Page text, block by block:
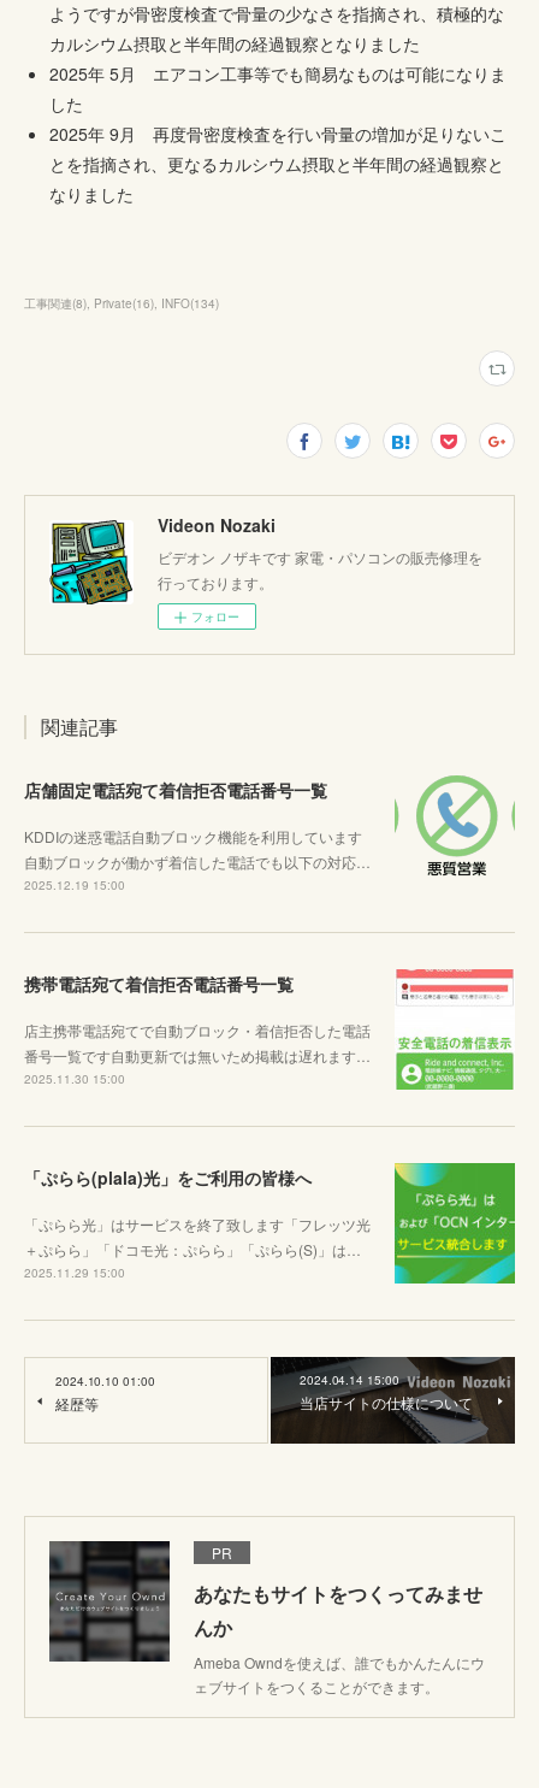
ようですが骨密度検査で骨量の少なさを指摘され、積極的な
カルシウム摂取と半年間の経過観察となりました
2025年 5月 エアコン工事等でも簡易なものは可能になりま
した
2025年 9月 再度骨密度検査を行い骨量の増加が足りないこ
とを指摘され、更なるカルシウム摂取と半年間の経過観察と
なりました
工事関連(8) Private(16) INFO(134)
Videon Nozaki
ビデオン ノザキです 家電・パソコンの販売修理を
行っております。
フォロー
関連記事
店舗固定電話宛て着信拒否電話番号一覧
KDDIの迷惑電話自動ブロック機能を利用しています
自動ブロックが働かず着信した電話でも以下の対応…
2025.12.19 15:00
携帯電話宛て着信拒否電話番号一覧
店主携帯電話宛てで自動ブロック・着信拒否した電話
番号一覧です自動更新では無いため掲載は遅れます…
2025.11.30 15:00
「ぷらら(plala)光」をご利用の皆様へ
「ぷらら光」はサービスを終了致します「フレッツ光
＋ぷらら」「ドコモ光：ぷらら」「ぷらら(S)」は…
2025.11.29 15:00
2024.10.10 01:00
経歴等
2024.04.14 15:00
当店サイトの仕様について
PR
あなたもサイトをつくってみませ
んか
Ameba Owndを使えば、誰でもかんたんにウ
ェブサイトをつくることができます。